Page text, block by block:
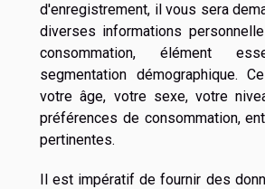
d'enregistrement, il vous sera
diverses informations
consommation, élément
segmentation démographique.
votre âge, votre sexe, votre
préférences de consommation,
pertinentes.
Il est impératif de fournir des